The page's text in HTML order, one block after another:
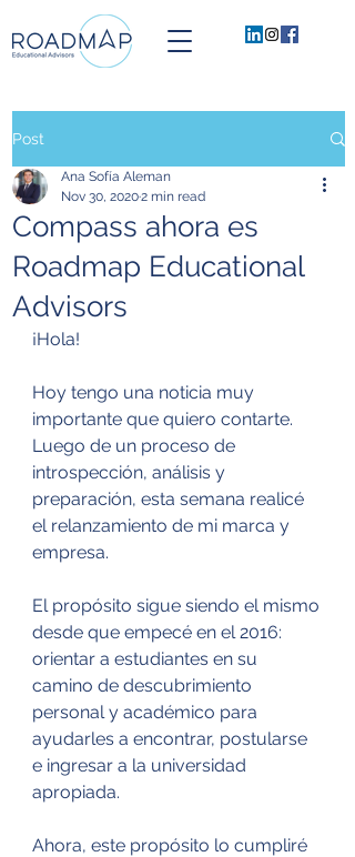
Post
Compass ahora es
Roadmap Educational
Advisors
Ana Sofía Aleman
Nov 30, 20202 min read
¡Hola!
Hoy tengo una noticia muy
importante que quiero contarte.
Luego de un proceso de
introspección, análisis y
preparación, esta semana realicé
el relanzamiento de mi marca y
empresa.
El propósito sigue siendo el mismo
desde que empecé en el 2016:
orientar a estudiantes en su
camino de descubrimiento
personal y académico para
ayudarles a encontrar, postularse
e ingresar a la universidad
apropiada.
Ahora, este propósito lo cumpliré